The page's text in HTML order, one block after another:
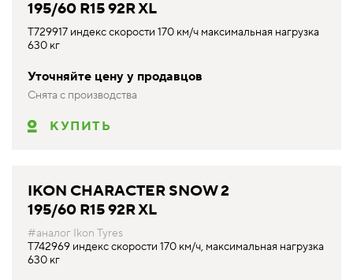
195/60 R15 92R XL
T729917 индекс скорости 170 км/ч максимальная нагрузка
630 кг
Уточняйте цену у продавцов
Снята с производства
КУПИТЬ
IKON CHARACTER SNOW 2
195/60 R15 92R XL
#аналог Ikon Tyres
T742969 индекс скорости 170 км/ч, максимальная нагрузка
630 кг